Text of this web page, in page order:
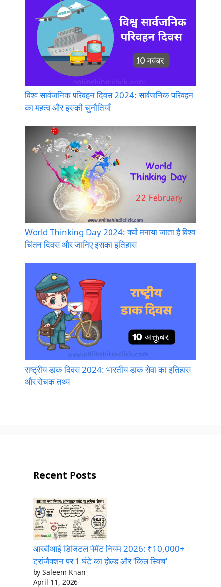
विश्व सार्वजनिक परिवहन दिवस 2024: सार्वजनिक परिवहन
का महत्व और इसकी चुनौतियाँ
World Thinking Day 2024: क्यों मनाया जाता है विश्व
चिंतन दिवस और जानिए इसका इतिहास
राष्ट्रीय डाक दिवस 2024: भारतीय डाक सेवा का इतिहास
और रोचक तथ्य
Recent Posts
आरबीआई डिजिटल पेमेंट नियम 2026: ₹10,000+
ट्रांजैक्शन पर 1 घंटे का होल्ड और ‘किल स्विच’
by Saleem Khan
April 11, 2026